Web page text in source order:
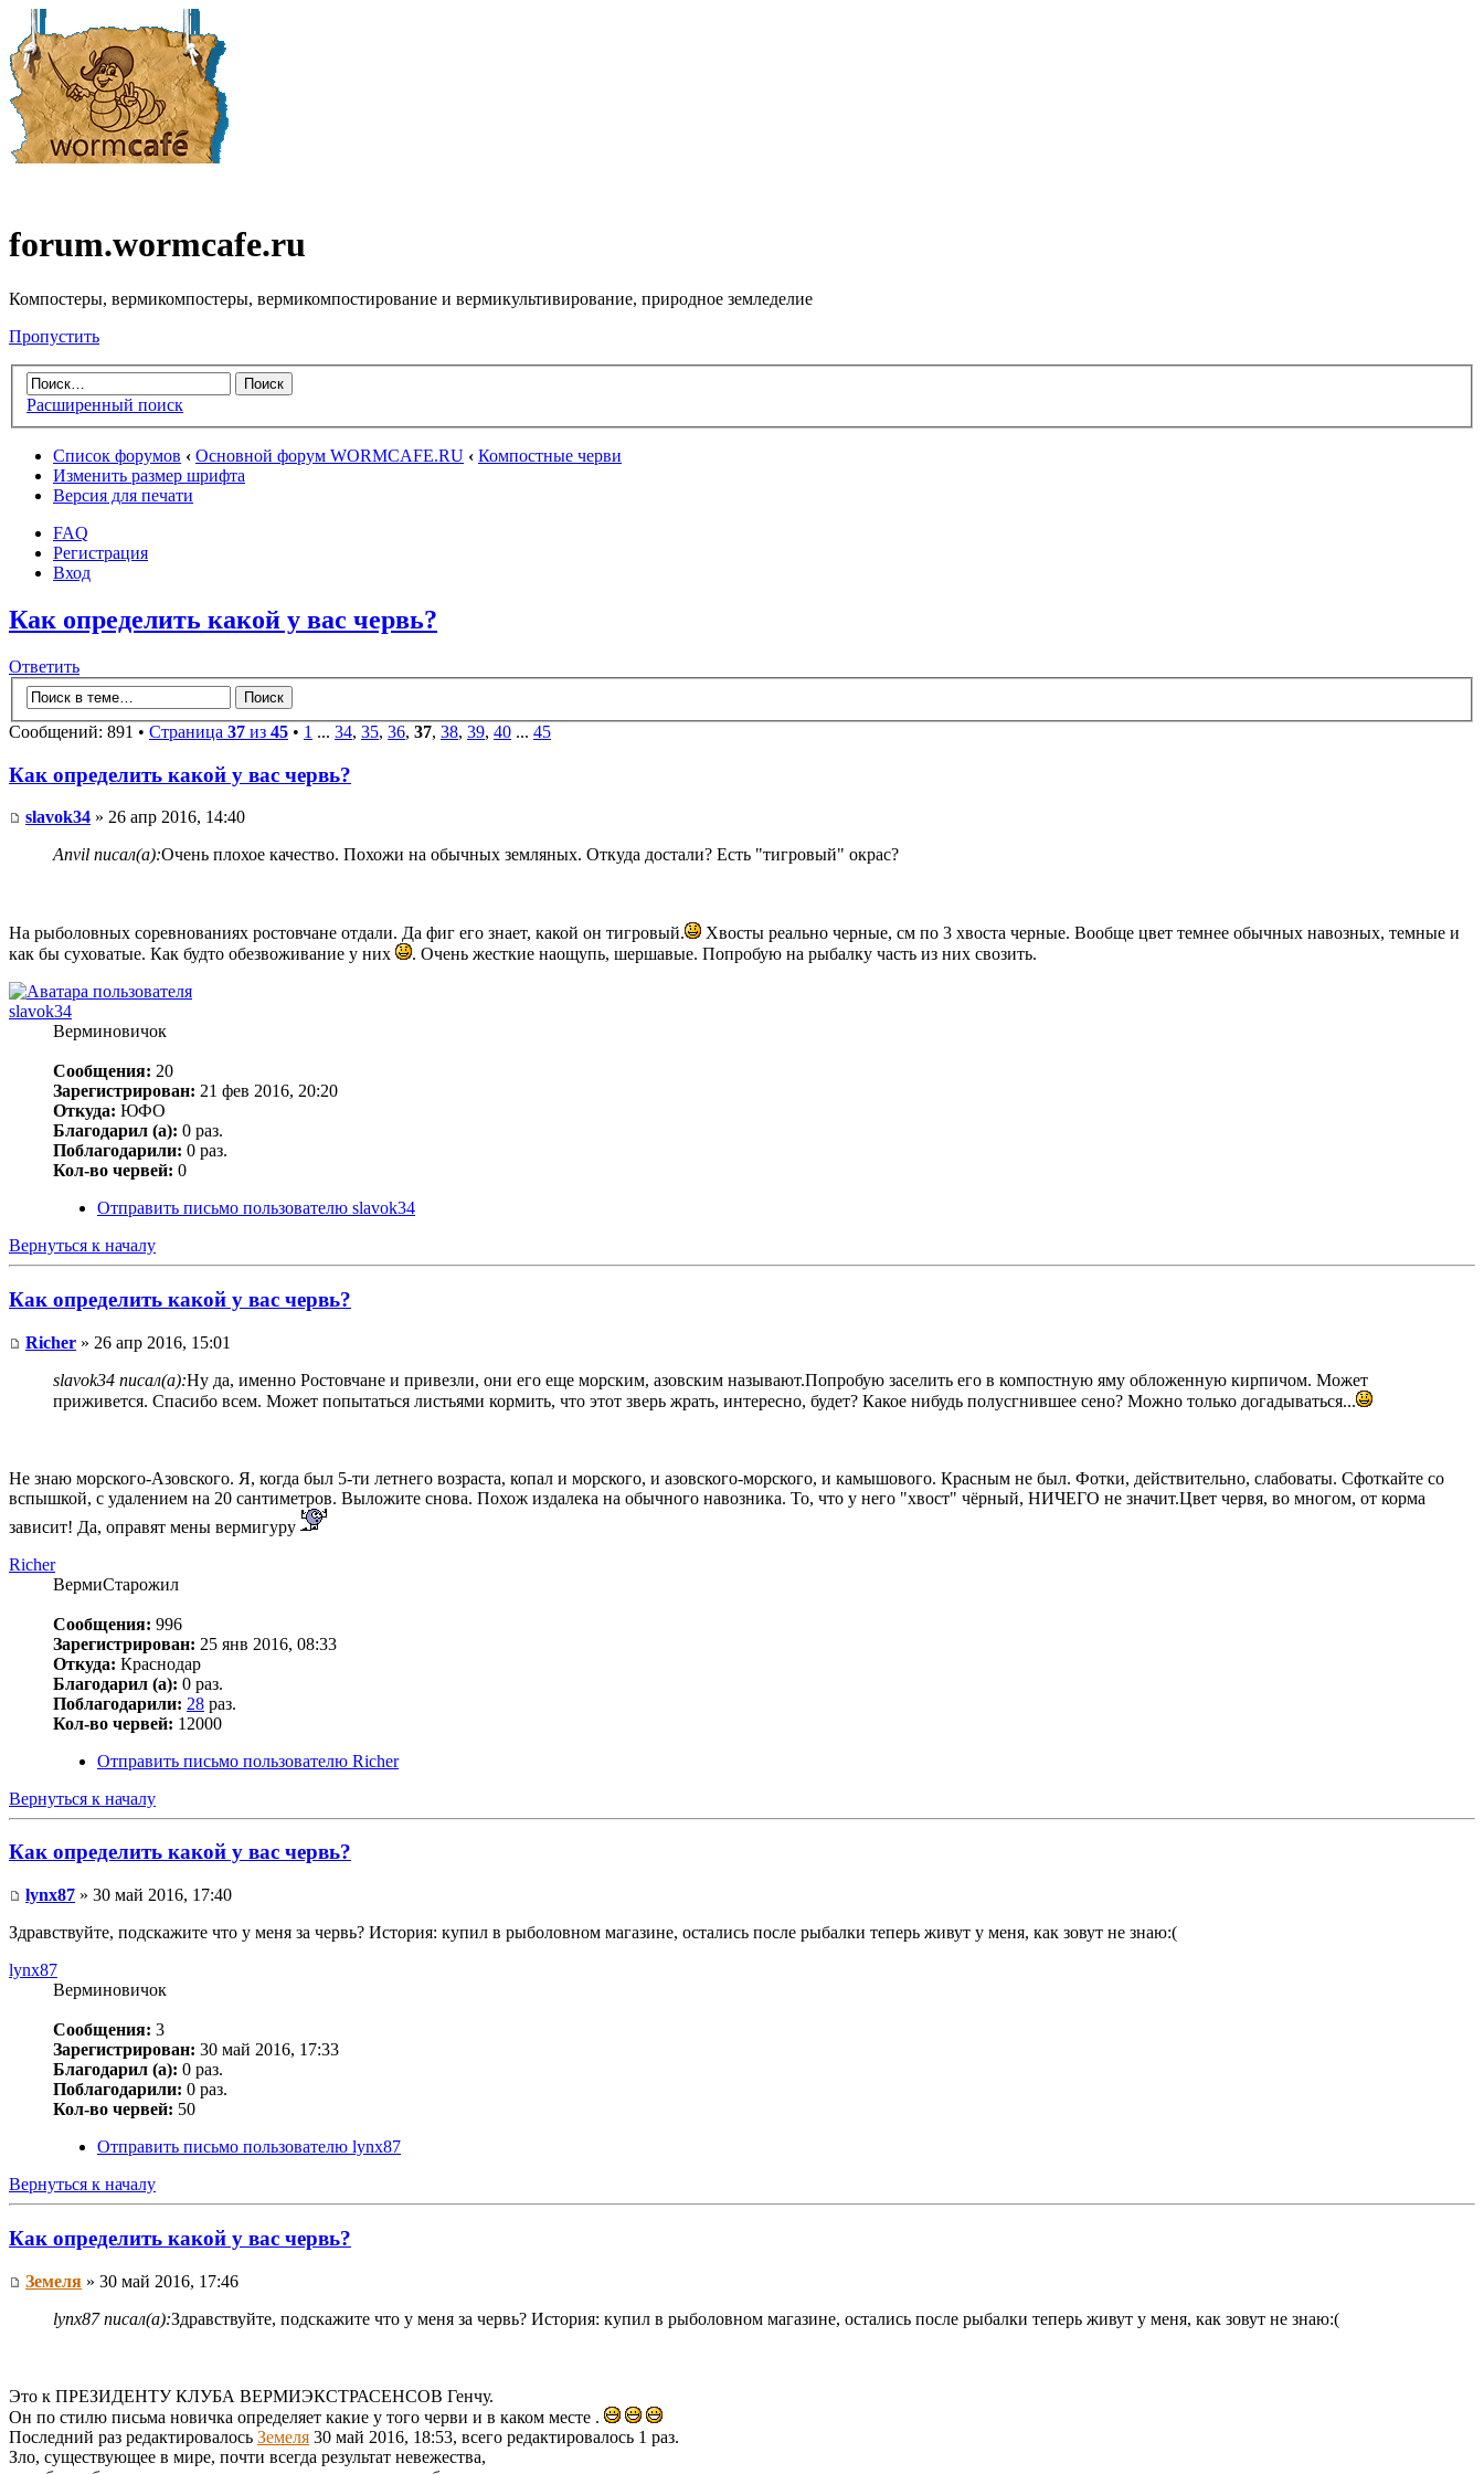
forum.wormcafe.ru
Компостеры, вермикомпостеры, вермикомпостирование и вермикультивирование, природное земледелие
Пропустить
Расширенный поиск
Список форумов ‹ Основной форум WORMCAFE.RU ‹ Компостные черви
Изменить размер шрифта
Версия для печати
FAQ
Регистрация
Вход
Как определить какой у вас червь?
Ответить
Сообщений: 891 • Страница 37 из 45 • 1 ... 34, 35, 36, 37, 38, 39, 40 ... 45
Как определить какой у вас червь?
slavok34 » 26 апр 2016, 14:40
Anvil писал(а):Очень плохое качество. Похожи на обычных земляных. Откуда достали? Есть "тигровый" окрас?
На рыболовных соревнованиях ростовчане отдали. Да фиг его знает, какой он тигровый.
Хвосты реально черные, см по 3 хвоста черные. Вообще цвет темнее обычных навозных, темные и
как бы суховатые. Как будто обезвоживание у них
. Очень жесткие наощупь, шершавые. Попробую на рыбалку часть из них свозить.
slavok34
Верминовичок
Сообщения: 20
Зарегистрирован: 21 фев 2016, 20:20
Откуда: ЮФО
Благодарил (а): 0 раз.
Поблагодарили: 0 раз.
Кол-во червей: 0
Отправить письмо пользователю slavok34
Вернуться к началу
Как определить какой у вас червь?
Richer » 26 апр 2016, 15:01
slavok34 писал(а):Ну да, именно Ростовчане и привезли, они его еще морским, азовским называют.Попробую заселить его в компостную яму обложенную кирпичом. Может
приживется. Спасибо всем. Может попытаться листьями кормить, что этот зверь жрать, интересно, будет? Какое нибудь полусгнившее сено? Можно только догадываться...
Не знаю морского-Азовского. Я, когда был 5-ти летнего возраста, копал и морского, и азовского-морского, и камышового. Красным не был. Фотки, действительно, слабоваты. Сфоткайте со
вспышкой, с удалением на 20 сантиметров. Выложите снова. Похож издалека на обычного навозника. То, что у него "хвост" чёрный, НИЧЕГО не значит.Цвет червя, во многом, от корма
зависит! Да, оправят мены вермигуру
Richer
ВермиСтарожил
Сообщения: 996
Зарегистрирован: 25 янв 2016, 08:33
Откуда: Краснодар
Благодарил (а): 0 раз.
Поблагодарили: 28 раз.
Кол-во червей: 12000
Отправить письмо пользователю Richer
Вернуться к началу
Как определить какой у вас червь?
lynx87 » 30 май 2016, 17:40
Здравствуйте, подскажите что у меня за червь? История: купил в рыболовном магазине, остались после рыбалки теперь живут у меня, как зовут не знаю:(
lynx87
Верминовичок
Сообщения: 3
Зарегистрирован: 30 май 2016, 17:33
Благодарил (а): 0 раз.
Поблагодарили: 0 раз.
Кол-во червей: 50
Отправить письмо пользователю lynx87
Вернуться к началу
Как определить какой у вас червь?
Земеля » 30 май 2016, 17:46
lynx87 писал(а):Здравствуйте, подскажите что у меня за червь? История: купил в рыболовном магазине, остались после рыбалки теперь живут у меня, как зовут не знаю:(
Это к ПРЕЗИДЕНТУ КЛУБА ВЕРМИЭКСТРАСЕНСОВ Генчу.
Он по стилю письма новичка определяет какие у того черви и в каком месте .
Последний раз редактировалось Земеля 30 май 2016, 18:53, всего редактировалось 1 раз.
Зло, существующее в мире, почти всегда результат невежества,